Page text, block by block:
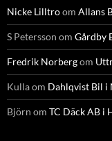
Nicke Lilltroom Allans
S Petersson om Gårdby
Fredrik Norbergom
Kullaom Dahlqvist Bil i
Björn om TC Däck AB i